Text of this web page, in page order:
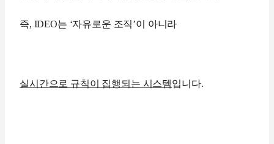
즉, IDEO는 ‘자유로운 조직’이 아니라
실시간으로 규칙이 집행되는 시스템입니다.